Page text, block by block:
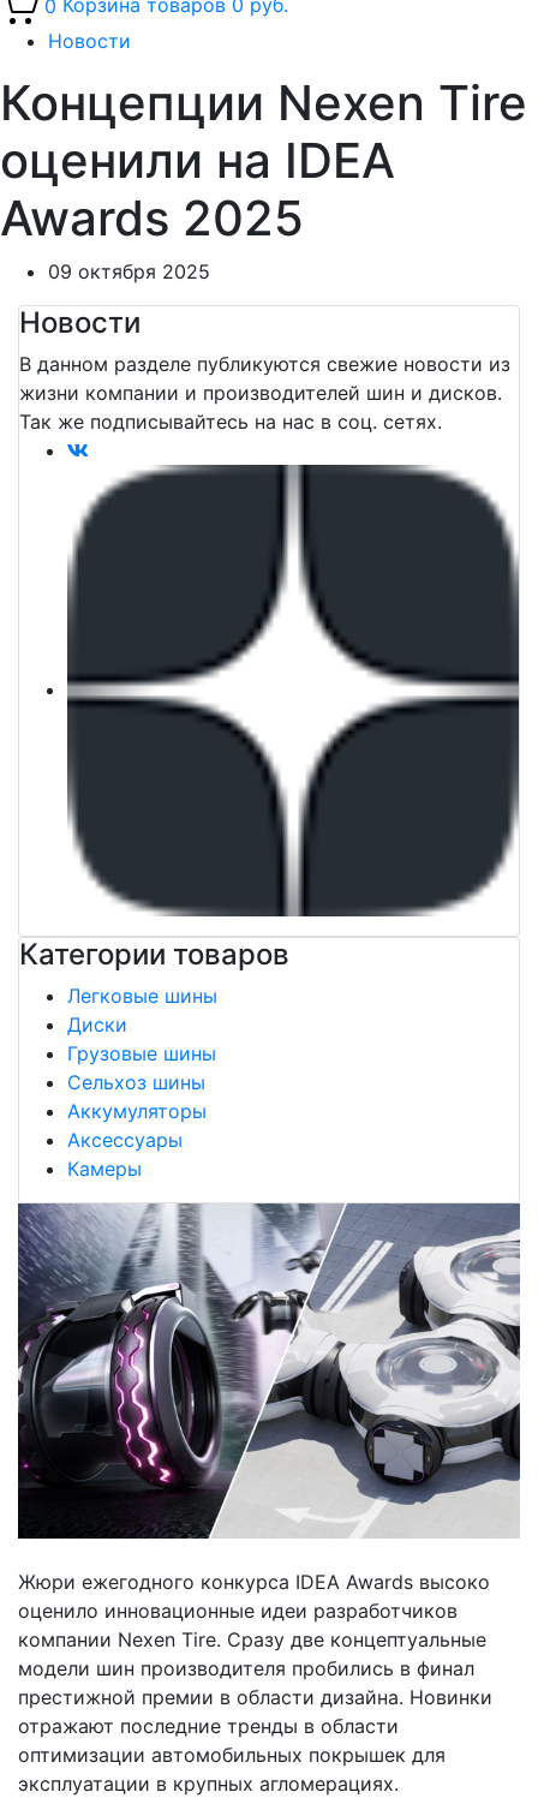
0 Корзина товаров 0 руб.
Новости
Концепции Nexen Tire
оценили на IDEA
Awards 2025
09 октября 2025
Новости
В данном разделе публикуются свежие новости из
жизни компании и производителей шин и дисков.
Так же подписывайтеcь на нас в соц. сетях.
Категории товаров
Легковые шины
Диски
Грузовые шины
Сельхоз шины
Аккумуляторы
Аксессуары
Камеры
Жюри ежегодного конкурса IDEA Awards высоко
оценило инновационные идеи разработчиков
компании Nexen Tire. Сразу две концептуальные
модели шин производителя пробились в финал
престижной премии в области дизайна. Новинки
отражают последние тренды в области
оптимизации автомобильных покрышек для
эксплуатации в крупных агломерациях.